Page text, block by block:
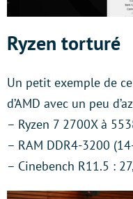
Ryzen torturé
Un petit exemple de
d’AMD avec un peu
– Ryzen 7 2700X à
– RAM DDR4-3200
– Cinebench R11.5 :